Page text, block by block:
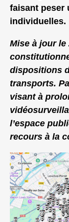
faisant peser
individuelles.
Mise à jour le
dispositions
transports.
visant à
l’espace
recours à la